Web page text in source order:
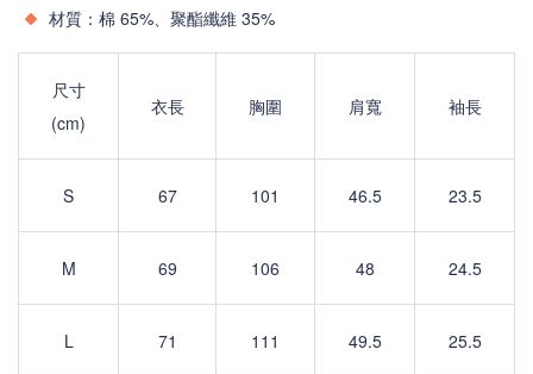
材質：棉 65%、聚酯纖維 35%
尺寸
(cm)
衣長 胸圍 肩寬 袖長
S 67 101 46.5 23.5
M 69 106 48 24.5
L 71 111 49.5 25.5